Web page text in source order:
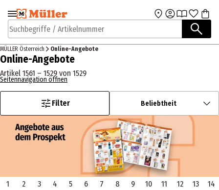
Zur Navigation
springen
Zum Hauptinhalt
Suchbegriffe / Artikelnummer
MÜLLER Österreich Online-Angebote
Online-Angebote
Artikel 1561 – 1529 von 1529
Seitennavigation öffnen
Filter Beliebtheit
1 2 3 4 5 6 7 8 9 10 11 12 13 14